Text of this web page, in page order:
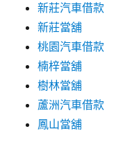
新莊汽車借款
新莊當舖
桃園汽車借款
楠梓當舖
樹林當舖
蘆洲汽車借款
鳳山當舖